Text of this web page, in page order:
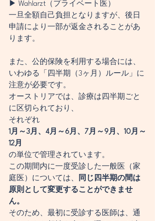
▶ Wahlarzt（プライベート医）
一旦全額自己負担となりますが、後日
申請により一部が返金されることがあ
ります。
また、公的保険を利用する場合には、
いわゆる「四半期（3ヶ月）ルール」に
注意が必要です。
オーストリアでは、診療は四半期ごと
に区切られており、
それぞれ
1月～3月、4月～6月、7月～9月、10月～
12月
の単位で管理されています。
この期間内に一度受診した一般医（家
庭医）については、
同じ四半期の間は
原則として変更することができませ
ん。
そのため、最初に受診する医師は、通